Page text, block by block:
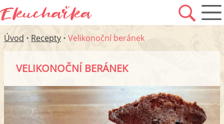
Úvod • Recepty • Velikonoční beránek
VELIKONOČNÍ BERÁNEK